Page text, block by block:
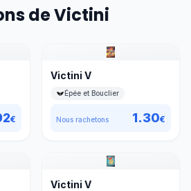
de Victini
€
Victini V
Épée et Bouclier
Nous rachetons 1.30€
Victini V